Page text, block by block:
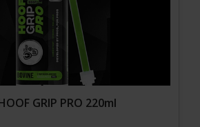
GRIP PRO 220ml